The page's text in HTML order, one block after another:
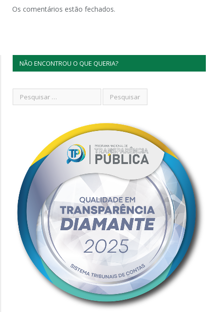
Os comentários estão fechados.
NÃO ENCONTROU O QUE QUERIA?